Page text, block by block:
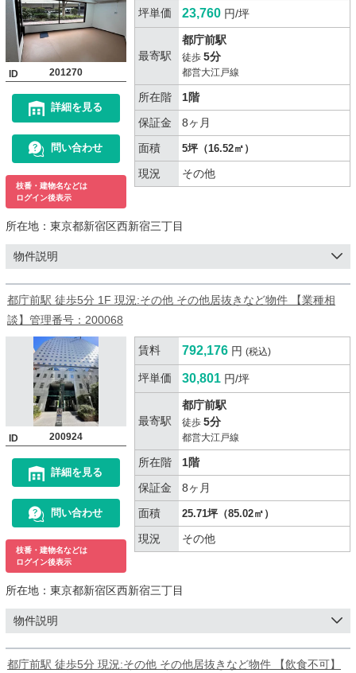
ID 201270
詳細を見る
問い合わせ
枝番・建物名などは
ログイン後表示
坪単価 23,760 円/坪
最寄駅
都庁前駅
徒歩 5分
都営大江戸線
所在階
1階
保証金
8ヶ月
面積
5坪（16.52㎡）
現況 その他
所在地： 東京都新宿区西新宿三丁目
物件説明
都庁前駅 徒歩5分 1F 現況:その他 その他居抜きなど物件 【業種相
談】管理番号：200068
ID 200924
詳細を見る
問い合わせ
枝番・建物名などは
ログイン後表示
賃料 792,176 円 (税込)
坪単価 30,801 円/坪
最寄駅
都庁前駅
徒歩 5分
都営大江戸線
所在階
1階
保証金
8ヶ月
面積
25.71坪（85.02㎡）
現況 その他
所在地： 東京都新宿区西新宿三丁目
物件説明
都庁前駅 徒歩5分 現況:その他 その他居抜きなど物件 【飲食不可】